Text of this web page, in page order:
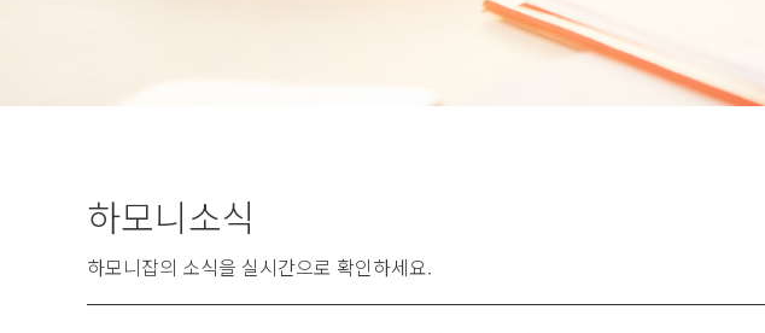
하모니소식
하모니잡의 소식을 실시간으로 확인하세요.